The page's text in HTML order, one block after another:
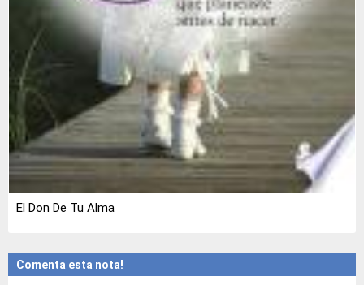
El Don De Tu Alma
Comenta esta nota!